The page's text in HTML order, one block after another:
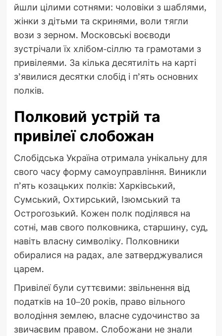
йшли цілими сотнями: чоловіки з шаблями,
жінки з дітьми та скринями, воли тягли
вози з зерном. Московські воєводи
зустрічали їх хлібом-сіллю та грамотами з
привілеями. За кілька десятиліть на карті
з’явилися десятки слобід і п’ять основних
полків.
Полковий устрій та
привілеї слобожан
Слобідська Україна отримала унікальну для
свого часу форму самоуправління. Виникли
п’ять козацьких полків: Харківський,
Сумський, Охтирський, Ізюмський та
Острогозький. Кожен полк поділявся на
сотні, мав свого полковника, старшину, суд,
навіть власну символіку. Полковники
обиралися на радах, але затверджувалися
царем.
Привілеї були суттєвими: звільнення від
податків на 10–20 років, право вільного
володіння землею, власне судочинство за
звичаєвим правом. Слобожани не знали